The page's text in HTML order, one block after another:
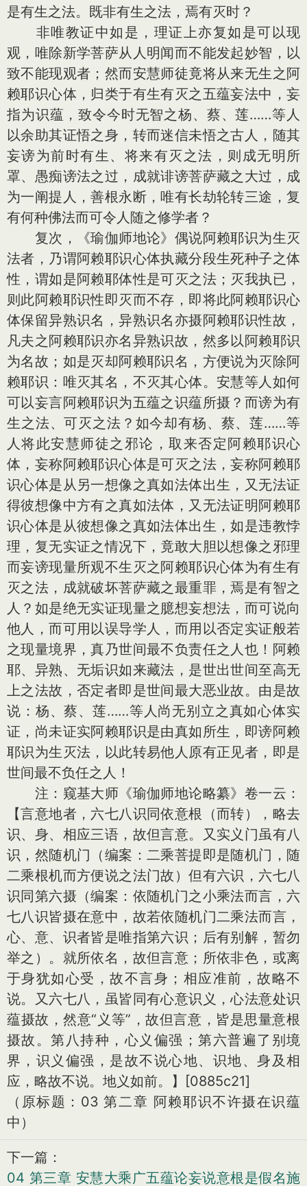
是有生之法。既非有生之法，焉有灭时？
非唯教证中如是，理证上亦复如是可以现
观，唯除新学菩萨从人明闻而不能发起妙智，以
致不能现观者；然而安慧师徒竟将从来无生之阿
赖耶识心体，归类于有生有灭之五蕴妄法中，妄
指为识蕴，致令今时无智之杨、蔡、莲……等人
以余助其证悟之身，转而迷信未悟之古人，随其
妄谤为前时有生、将来有灭之法，则成无明所
罩、愚痴谤法之过，成就诽谤菩萨藏之大过，成
为一阐提人，善根永断，唯有长劫轮转三途，复
有何种佛法而可令人随之修学者？
复次，《瑜伽师地论》偶说阿赖耶识为生灭
法者，乃谓阿赖耶识心体执藏分段生死种子之体
性，谓如是阿赖耶体性是可灭之法；灭我执已，
则此阿赖耶识性即灭而不存，即将此阿赖耶识心
体保留异熟识名，异熟识名亦摄阿赖耶识性故，
凡夫之阿赖耶识亦名异熟识故，然多以阿赖耶识
为名故；如是灭却阿赖耶识名，方便说为灭除阿
赖耶识：唯灭其名，不灭其心体。安慧等人如何
可以妄言阿赖耶识为五蕴之识蕴所摄？而谤为有
生之法、可灭之法？如今却有杨、蔡、莲……等
人将此安慧师徒之邪论，取来否定阿赖耶识心
体，妄称阿赖耶识心体是可灭之法，妄称阿赖耶
识心体是从另一想像之真如法体出生，又无法证
得彼想像中方有之真如法体，又无法证明阿赖耶
识心体是从彼想像之真如法体出生，如是违教悖
理，复无实证之情况下，竟敢大胆以想像之邪理
而妄谤现量所观不生灭之阿赖耶识心体为有生有
灭之法，成就破坏菩萨藏之最重罪，焉是有智之
人？如是绝无实证现量之臆想妄想法，而可说向
他人，而可用以误导学人，而用以否定实证般若
之现量境界，真乃世间最不负责任之人也！阿赖
耶、异熟、无垢识如来藏法，是世出世间至高无
上之法故，否定者即是世间最大恶业故。由是故
说：杨、蔡、莲……等人尚无别立之真如心体实
证，尚未证实阿赖耶识是由真如所生，即谤阿赖
耶识为生灭法，以此转易他人原有正见者，即是
世间最不负任之人！
注：窥基大师《瑜伽师地论略纂》卷一云：
【言意地者，六七八识同依意根（而转），略去
识、身、相应三语，故但言意。又实义门虽有八
识，然随机门（编案：二乘菩提即是随机门，随
二乘根机而方便说之法门故）但有六识，六七八
识同第六摄（编案：依随机门之小乘法而言，六
七八识皆摄在意中，故若依随机门二乘法而言，
心、意、识者皆是唯指第六识；后有别解，暂勿
举之）。就所依名，故但言意；所依非色，或离
于身犹如心受，故不言身；相应准前，故略不
说。又六七八，虽皆同有心意识义，心法意处识
蕴摄故，然意“义等”，故但言意，皆是思量意根
摄故。第八持种，心义偏强；第六普遍了别境
界，识义偏强，是故不说心地、识地、身及相
应，略故不说。地义如前。】[0885c21]
（原标题：03 第二章 阿赖耶识不许摄在识蕴
中）
下一篇：
04 第三章 安慧大乘广五蕴论妄说意根是假名施